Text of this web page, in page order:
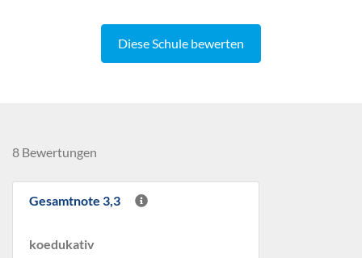
Diese Schule bewerten
8 Bewertungen
Gesamtnote 3,3
koedukativ